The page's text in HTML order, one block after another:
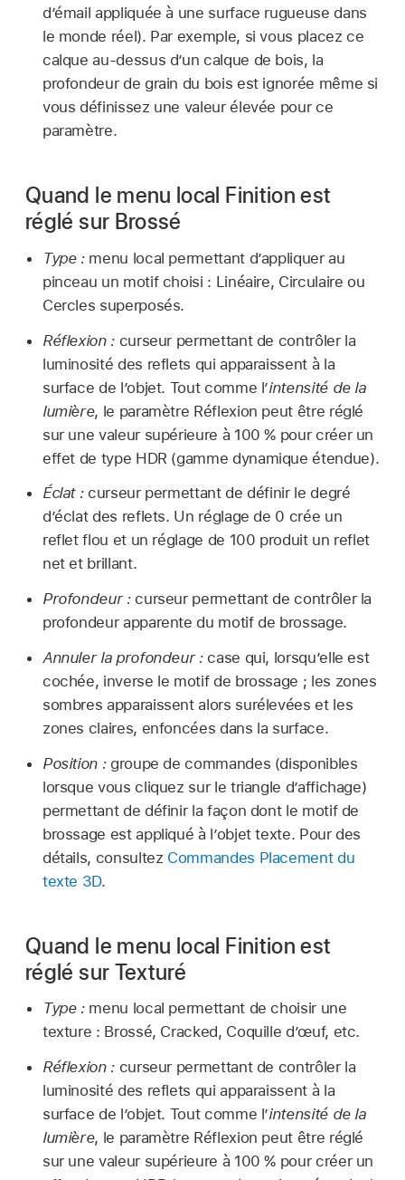
d’émail appliquée à une surface rugueuse dans
le monde réel). Par exemple, si vous placez ce
calque au-dessus d’un calque de bois, la
profondeur de grain du bois est ignorée même si
vous définissez une valeur élevée pour ce
paramètre.
Quand le menu local Finition est
réglé sur Brossé
Type :menu local permettant d’appliquer au
pinceau un motif choisi : Linéaire, Circulaire ou
Cercles superposés.
Réflexion :curseur permettant de contrôler la
luminosité des reflets qui apparaissent à la
surface de l’objet. Tout comme l’intensité de la
lumière, le paramètre Réflexion peut être réglé
sur une valeur supérieure à 100 % pour créer un
effet de type HDR (gamme dynamique étendue).
Éclat :curseur permettant de définir le degré
d’éclat des reflets. Un réglage de 0 crée un
reflet flou et un réglage de 100 produit un reflet
net et brillant.
Profondeur :curseur permettant de contrôler la
profondeur apparente du motif de brossage.
Annuler la profondeur :case qui, lorsqu’elle est
cochée, inverse le motif de brossage ; les zones
sombres apparaissent alors surélevées et les
zones claires, enfoncées dans la surface.
Position :groupe de commandes (disponibles
lorsque vous cliquez sur le triangle d’affichage)
permettant de définir la façon dont le motif de
brossage est appliqué à l’objet texte. Pour des
détails, consultez Commandes Placement du
texte 3D.
Quand le menu local Finition est
réglé sur Texturé
Type :menu local permettant de choisir une
texture : Brossé, Cracked, Coquille d’œuf, etc.
Réflexion :curseur permettant de contrôler la
luminosité des reflets qui apparaissent à la
surface de l’objet. Tout comme l’intensité de la
lumière, le paramètre Réflexion peut être réglé
sur une valeur supérieure à 100 % pour créer un